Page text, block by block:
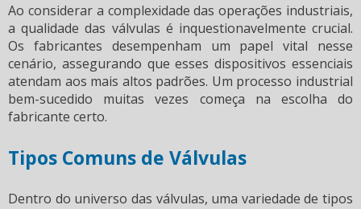
Ao considerar a complexidade das operações industriais,
a qualidade das válvulas é inquestionavelmente crucial.
Os fabricantes desempenham um papel vital nesse
cenário, assegurando que esses dispositivos essenciais
atendam aos mais altos padrões. Um processo industrial
bem-sucedido muitas vezes começa na escolha do
fabricante certo.
Tipos Comuns de Válvulas
Dentro do universo das válvulas, uma variedade de tipos